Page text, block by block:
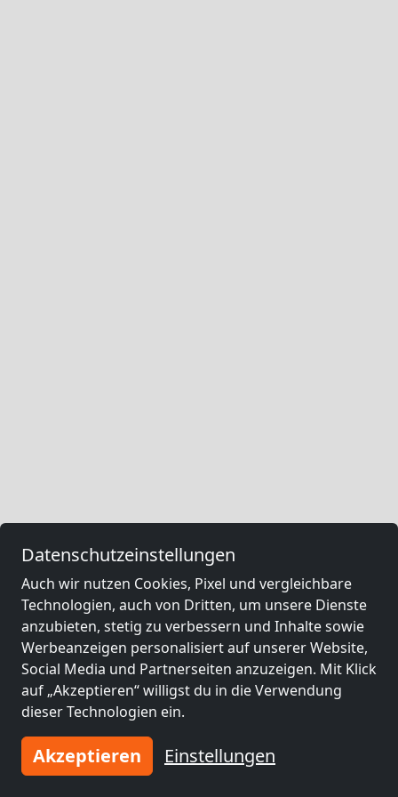
Datenschutzeinstellungen
Auch wir nutzen Cookies, Pixel und vergleichbare
Technologien, auch von Dritten, um unsere Dienste
anzubieten, stetig zu verbessern und Inhalte sowie
Werbeanzeigen personalisiert auf unserer Website,
Social Media und Partnerseiten anzuzeigen. Mit Klick
auf „Akzeptieren“ willigst du in die Verwendung
dieser Technologien ein.
Akzeptieren Einstellungen